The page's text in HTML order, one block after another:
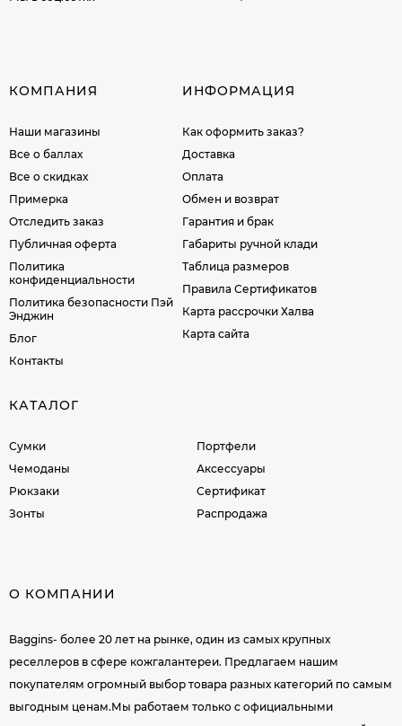
КОМПАНИЯ
Наши магазины
Все о баллах
Все о скидках
Примерка
Отследить заказ
Публичная оферта
Политика
конфиденциальности
Политика безопасности Пэй
Энджин
Блог
Контакты
ИНФОРМАЦИЯ
Как оформить заказ?
Доставка
Оплата
Обмен и возврат
Гарантия и брак
Габариты ручной клади
Таблица размеров
Правила Сертификатов
Карта рассрочки Халва
Карта сайта
КАТАЛОГ
Сумки
Чемоданы
Рюкзаки
Зонты
Портфели
Аксессуары
Сертификат
Распродажа
О КОМПАНИИ
Baggins- более 20 лет на рынке, один из самых крупных
реселлеров в сфере кожгалантереи. Предлагаем нашим
покупателям огромный выбор товара разных категорий по самым
выгодным ценам.Мы работаем только с официальными